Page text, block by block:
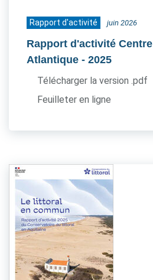
Rapport d'activité juin 2026
Rapport d'activité Centre
Atlantique - 2025
Télécharger la version .pdf
Feuilleter en ligne